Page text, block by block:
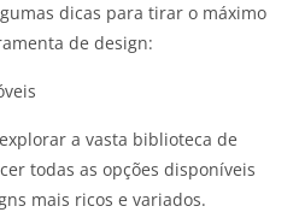
dicas para tirar o máximo
de design:
a vasta biblioteca de
todas as opções disponíveis
mais ricos e variados.